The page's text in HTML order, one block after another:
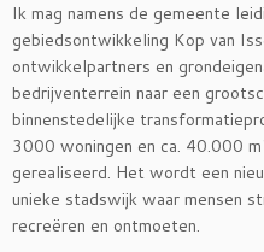
Ik mag namens de gemeente
gebiedsontwikkeling Kop van
ontwikkelpartners en
bedrijventerrein naar een
binnenstedelijke
3000 woningen en ca. 40.000
gerealiseerd. Het wordt een
unieke stadswijk waar mensen
recreëren en ontmoeten.